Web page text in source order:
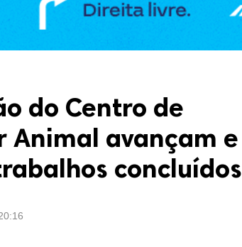
do Centro de
Animal avançam e
concluídos